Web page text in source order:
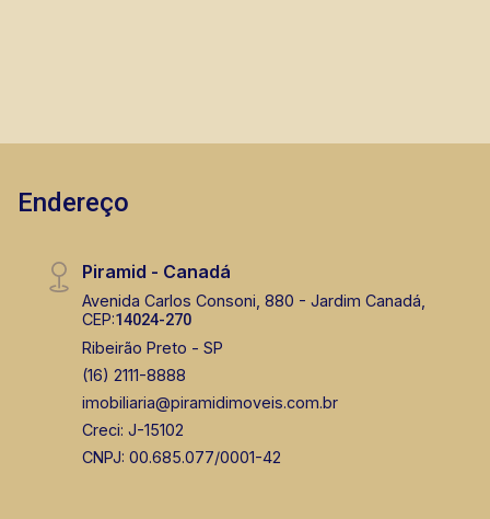
Endereço
Piramid - Canadá
Avenida Carlos Consoni, 880 - Jardim Canadá,
CEP:14024-270
Ribeirão Preto - SP
(16) 2111-8888
imobiliaria@piramidimoveis.com.br
Creci: J-15102
CNPJ: 00.685.077/0001-42